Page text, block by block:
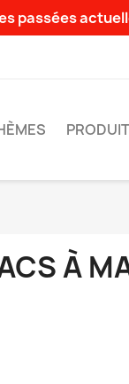
passées
À